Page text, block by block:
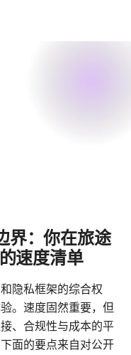
界：你在旅途
速度清单
隐私框架的综合权
。速度固然重要，但
、合规性与成本的平
面的要点来自对公开